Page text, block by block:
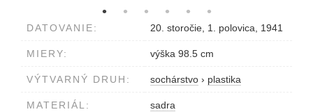
DATOVANIE: 20. storočie, 1. polovica, 1941
MIERY: výška 98.5 cm
VÝTVARNÝ DRUH: sochárstvo › plastika
MATERIÁL: sadra